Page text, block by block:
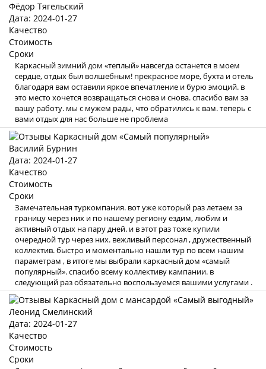
Фёдор Тягельский
Дата: 2024-01-27
Качество
Стоимость
Сроки
Каркасный зимний дом «теплый» навсегда останется в моем
сердце, отдых был волшебным! прекрасное море, бухта и отель
благодаря вам оставили яркое впечатление и бурю эмоций. в
это место хочется возвращаться снова и снова. спасибо вам за
вашу работу. мы с мужем рады, что обратились к вам. теперь с
вами отдых для нас больше не проблема
Василий Бурнин
Дата: 2024-01-27
Качество
Стоимость
Сроки
Замечательная туркомпания. вот уже который раз летаем за
границу через них и по нашему региону ездим, любим и
активный отдых на пару дней. и в этот раз тоже купили
очередной тур через них. вежливый персонал , дружественный
коллектив. быстро и моментально нашли тур по всем нашим
параметрам , в итоге мы выбрали каркасный дом «самый
популярный». спасибо всему коллективу кампании. в
следующий раз обязательно воспользуемся вашими услугами .
Леонид Смелинский
Дата: 2024-01-27
Качество
Стоимость
Сроки